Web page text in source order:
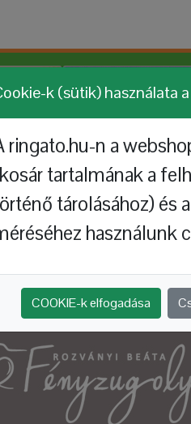
k (sütik) használata
ringato.hu-n a
tartalmának a
tárolásához) és
használunk
COOKIE-k elfogadása